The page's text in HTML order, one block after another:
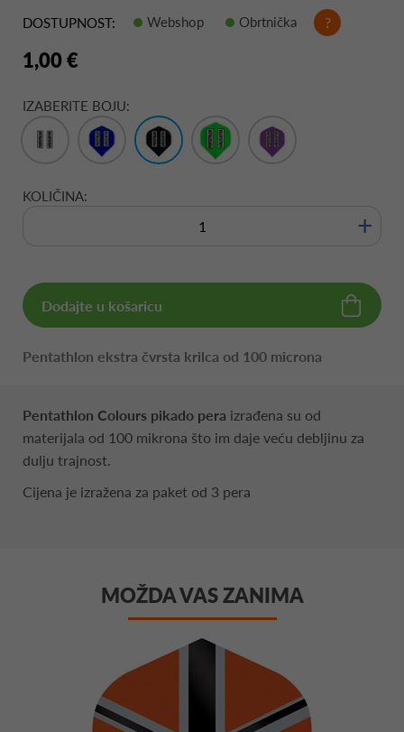
DOSTUPNOST:
Webshop Obrtnička ?
1,00 €
IZABERITE BOJU:
KOLIČINA:
+
Dodajte u košaricu
Pentathlon ekstra čvrsta krilca od 100 microna
Pentathlon Colours pikado pera izrađena su od
materijala od 100 mikrona što im daje veću debljinu za
dulju trajnost.
Cijena je izražena za paket od 3 pera
MOŽDA VAS ZANIMA